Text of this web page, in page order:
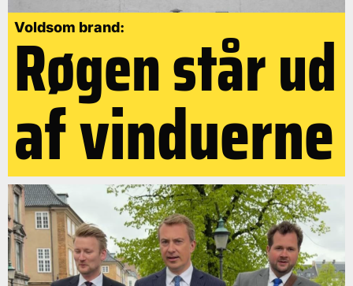
Voldsom brand:
Røgen står ud
af vinduerne